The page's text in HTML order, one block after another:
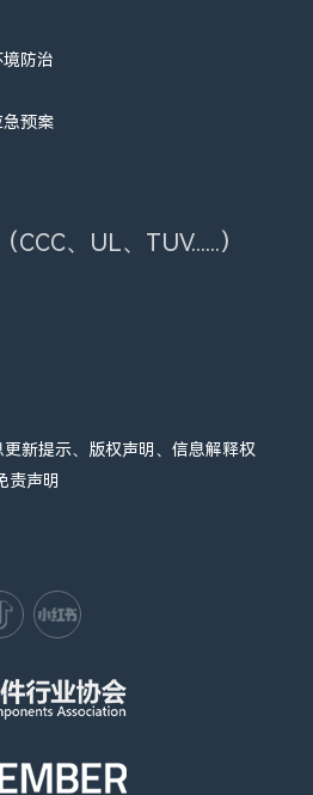
防治
预案
、UL、TUV......）
新提示、版权声明、信息解释权
责声明